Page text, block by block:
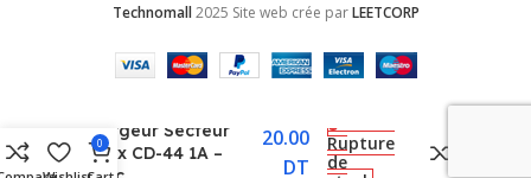
Technomall 2025 Site web crée parLEETCORP
Chargeur Secteur
Inkax CD-44 1A –
20.00
DT
Rupture
de
0